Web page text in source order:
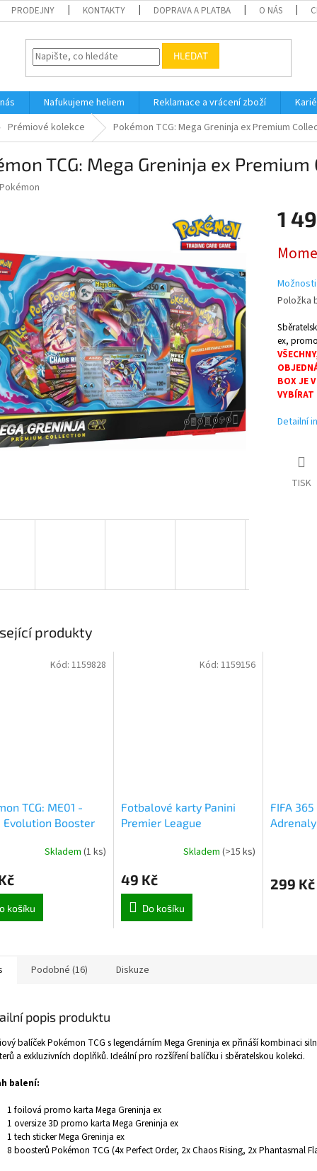
PRODEJNY KONTAKTY DOPRAVA A PLATBA O NÁS
HLEDAT
Nafukujeme heliem Reklamace a vrácení zboží
Prémiové kolekce
Pokémon TCG: Mega Greninja ex Premium
TCG: Mega Greninja ex
Pokémon
1
cena:
Položka
ex,
BOX JE
VYBÍRAT
Detailní
TISK
produkty
TCG: ME01 -
Evolution Booster
Skladem (1 ks)
košíku
Kód: 1159828
Fotbalové karty Panini
Premier League
balíček (5263)Skladem (>15 ks)
49 Kč
Do košíku
Kód: 1159156
FIFA
299 Kč
Podobné (16) Diskuze
popis produktu
balíček Pokémon TCG s legendárním Mega Greninja ex přináší kombinaci
a exkluzivních doplňků. Ideální pro rozšíření balíčku i sběratelskou kolekci.
balení:
1 foilová promo karta Mega Greninja ex
1 oversize 3D promo karta Mega Greninja ex
1 tech sticker Mega Greninja ex
8 boosterů Pokémon TCG (4x Perfect Order, 2x Chaos Rising, 2x Phantasmal